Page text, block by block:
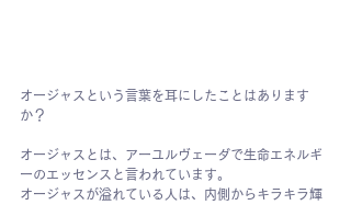
オージャスという言葉を耳にしたことはあります
か？
オージャスとは、アーユルヴェーダで生命エネルギ
ーのエッセンスと言われています。
オージャスが溢れている人は、内側からキラキラ輝